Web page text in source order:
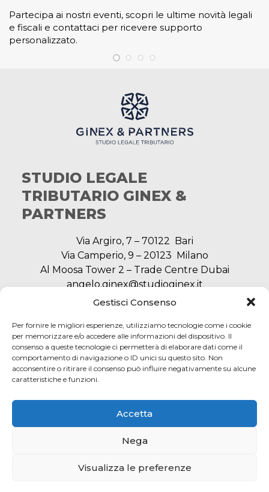
Gestisci Consenso
Per fornire le migliori esperienze, utilizziamo tecnologie come i cookie
per memorizzare e/o accedere alle informazioni del dispositivo. Il
consenso a queste tecnologie ci permetterà di elaborare dati come il
comportamento di navigazione o ID unici su questo sito. Non
acconsentire o ritirare il consenso può influire negativamente su alcune
caratteristiche e funzioni.
Accetta
Nega
Visualizza le preferenze
Partecipa ai nostri eventi, scopri le ultime novità legali
e fiscali e contattaci per ricevere supporto
personalizzato.
STUDIO LEGALE
TRIBUTARIO GINEX &
PARTNERS
Via Argiro, 7 – 70122 Bari
Via Camperio, 9 – 20123 Milano
Al Moosa Tower 2 – Trade Centre Dubai
angelo.ginex@studioginex.it
segreteria@studioginex.it
NAVIGAZIONE
AREA LEGALE
© Ginex & Partners. Tutti i diritti sono riservati |